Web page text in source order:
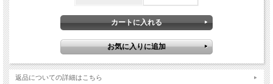
返品についての詳細はこちら